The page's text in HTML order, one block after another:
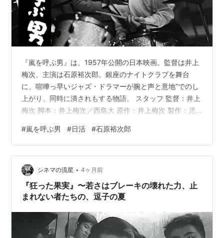
『嵐を呼ぶ男』は、1957年公開の日本映画。監督は井上
梅次、主演は石原裕次郎。銀座のナイトクラブを舞台
に、喧嘩っ早いジャズ・ドラマーが腕と声と意地”でのし
上がり、同時に潰されもする物語。 スタッフ 監督：井上
梅次 脚本：井上梅次／西島大 原作：井上梅次 製作：児
男」 撮影：岩佐一泉 編集：鈴木晄 製作会社：日活 配
給：日活 公開：1957年12月28日（日本） 上映時間：
100分 本作は、石原裕次郎のイメージを決定づけた記念
碑的作品として位置づけられ、日活の勢いを押し上げた
一本とも語られている。 キャスト 国分正一：石原裕次郎
福島美弥子：…
#嵐を呼ぶ男 #日活 #石原裕次郎
シネマの流星 • 4ヶ月前
『狂った果実』〜若さはブレーキの壊れた力、止
まれない者たちの、逗子の夏